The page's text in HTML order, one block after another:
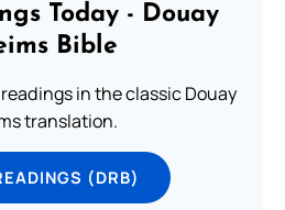
Today - Douay
Bible
in the classic Douay
translation.
(DRB)